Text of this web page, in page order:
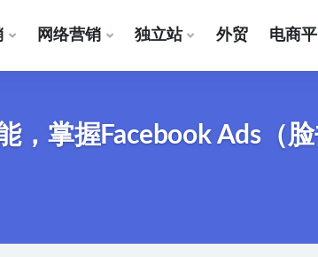
网络营销 独立站 外贸 电商
，掌握Facebook Ads（